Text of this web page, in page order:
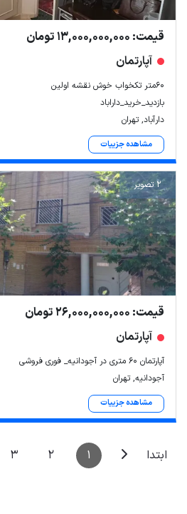
قیمت: 13,000,000,000 تومان
آپارتمان
۶۰متر تکخواب خوش نقشه اولین
بازدید_خرید_داراباد
دارآباد, تهران
مشاهده جزییات
2 تصویر
قیمت: 26,000,000,000 تومان
آپارتمان
آپارتمان ۶۰ متری در آجودانیه_ فوری فروشی
آجودانیه, تهران
مشاهده جزییات
ابتدا 1
2
3